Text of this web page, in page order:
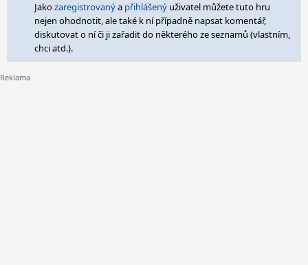
Jakozaregistrovanýa přihlášený uživatel můžete tuto hru
nejen ohodnotit, ale také k ní případně napsat komentář,
diskutovat o ní či ji zařadit do některého ze seznamů (vlastním,
chci atd.).